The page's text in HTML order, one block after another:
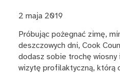
2 maja 2019
Próbując pożegnać zimę,
deszczowych dni, Cook
dodasz sobie trochę wiosny
wizytę profilaktyczną, którą